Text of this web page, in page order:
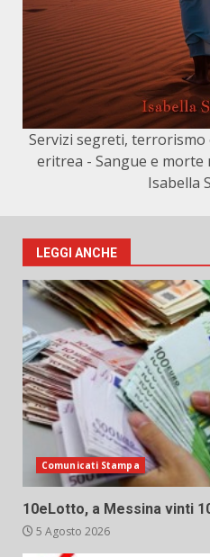
Servizi segreti, terrorismo
eritrea - Sangue e morte
Isabella
LEGGI ANCHE
Comunicati Stampa
10eLotto, a Messina vinti
5 Agosto 2026